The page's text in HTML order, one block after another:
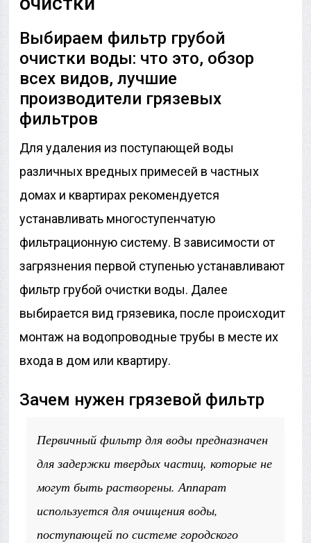
Выбираем фильтр грубой
очистки воды: что это, обзор
всех видов, лучшие
производители грязевых
фильтров
Для удаления из поступающей воды
различных вредных примесей в частных
домах и квартирах рекомендуется
устанавливать многоступенчатую
фильтрационную систему. В зависимости от
загрязнения первой ступенью устанавливают
фильтр грубой очистки воды. Далее
выбирается вид грязевика, после происходит
монтаж на водопроводные трубы в месте их
входа в дом или квартиру.
Зачем нужен грязевой фильтр
Первичный фильтр для воды предназначен
для задержки твердых частиц, которые не
могут быть растворены. Аппарат
используется для очищения воды,
поступающей по системе городского